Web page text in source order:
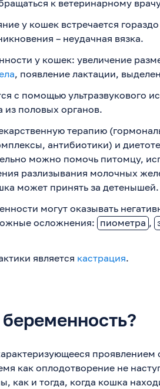
к ветеринарному
у кошек встречается
– неудачная вязка.
у кошек: увеличение
, появление лактации,
с помощью ультразвукового
из половых органов.
терапию
антибиотики) и
можно помочь питомцу,
разлизывания молочных
может принять за детенышей.
могут оказывать
осложнения: пиометра ,
является кастрация.
как оплодотворение не
как и тогда, когда кошка